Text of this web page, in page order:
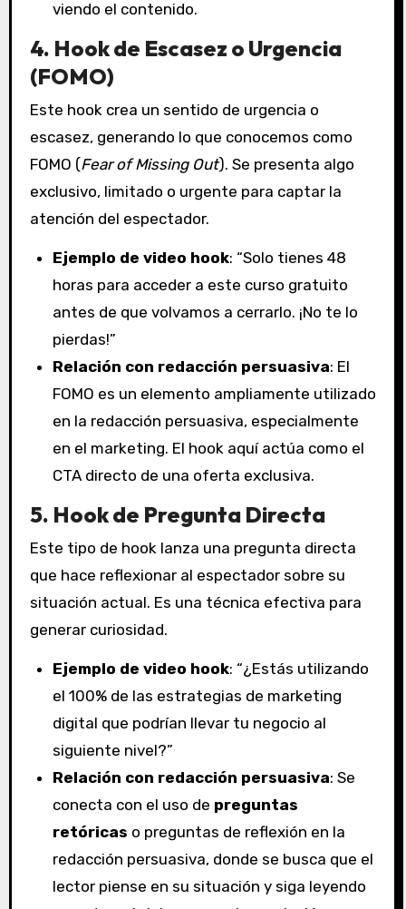
viendo el contenido.
4. Hook de Escasez o Urgencia
(FOMO)
Este hook crea un sentido de urgencia o
escasez, generando lo que conocemos como
FOMO (Fear of Missing Out). Se presenta algo
exclusivo, limitado o urgente para captar la
atención del espectador.
Ejemplo de video hook: “Solo tienes 48
horas para acceder a este curso gratuito
antes de que volvamos a cerrarlo. ¡No te lo
pierdas!”
Relación con redacción persuasiva: El
FOMO es un elemento ampliamente utilizado
en la redacción persuasiva, especialmente
en el marketing. El hook aquí actúa como el
CTA directo de una oferta exclusiva.
5. Hook de Pregunta Directa
Este tipo de hook lanza una pregunta directa
que hace reflexionar al espectador sobre su
situación actual. Es una técnica efectiva para
generar curiosidad.
Ejemplo de video hook: “¿Estás utilizando
el 100% de las estrategias de marketing
digital que podrían llevar tu negocio al
siguiente nivel?”
Relación con redacción persuasiva: Se
conecta con el uso de preguntas
retóricas o preguntas de reflexión en la
redacción persuasiva, donde se busca que el
lector piense en su situación y siga leyendo